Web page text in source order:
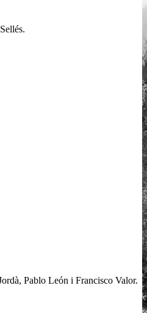
Pablo León i Francisco Valor.